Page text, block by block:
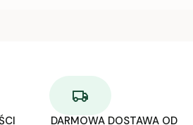
DARMOWA DOSTAWA OD